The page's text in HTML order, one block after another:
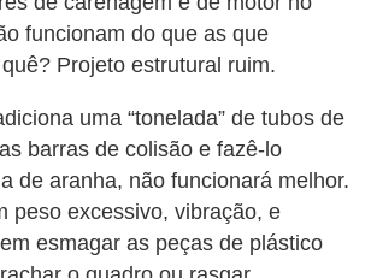
funcionam do que as que
Projeto estrutural ruim.
uma “tonelada” de tubos de
barras de colisão e fazê-lo
de aranha, não funcionará melhor.
peso excessivo, vibração, e
esmagar as peças de plástico